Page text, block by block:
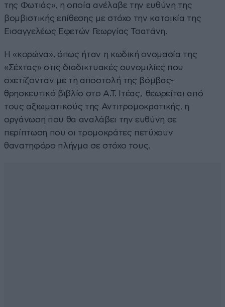
της Φωτιάς», η οποία ανέλαβε την ευθύνη της
βομβιστικής επίθεσης με στόχο την κατοικία της
Εισαγγελέως Εφετών Γεωργίας Τσατάνη.
Η «κορώνα», όπως ήταν η κωδική ονομασία της
«Σέχτας» στις διαδικτυακές συνομιλίες που
σχετίζονταν με τη αποστολή της βόμβας-
θρησκευτικό βιβλίο στο Α.Τ. Ιτέας, θεωρείται από
τους αξιωματικούς της Αντιτρομοκρατικής, η
οργάνωση που θα αναλάβει την ευθύνη σε
περίπτωση που οι τρομοκράτες πετύχουν
θανατηφόρο πλήγμα σε στόχο τους.